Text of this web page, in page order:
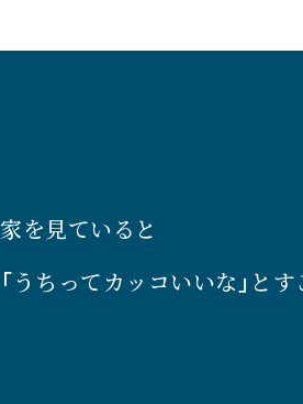
家を見ていると
「うちってカッコいいな」と